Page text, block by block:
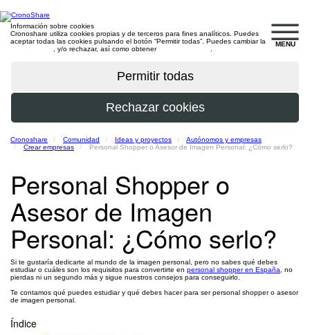
MENU
Información sobre cookies
Cronoshare utiliza cookies propias y de terceros para fines analíticos. Puedes
aceptar todas las cookies pulsando el botón “Permitir todas”. Puedes cambiar la
, y/o rechazar, así como obtener
Cronoshare Comunidad Ideas y proyectos
Autónomos y empresas
Crear empresas
Personal Shopper o Asesor de Imagen Personal: ¿Cómo serlo?
Personal Shopper o
Asesor de Imagen
Personal: ¿Cómo serlo?
Si te gustaría dedicarte al mundo de la imagen personal, pero no sabes qué debes
estudiar o cuáles son los requisitos para convertirte en personal shopper en España , no
pierdas ni un segundo más y sigue nuestros consejos para conseguirlo.
Te contamos qué puedes estudiar y qué debes hacer para ser personal shopper o asesor
de imagen personal.
Índice